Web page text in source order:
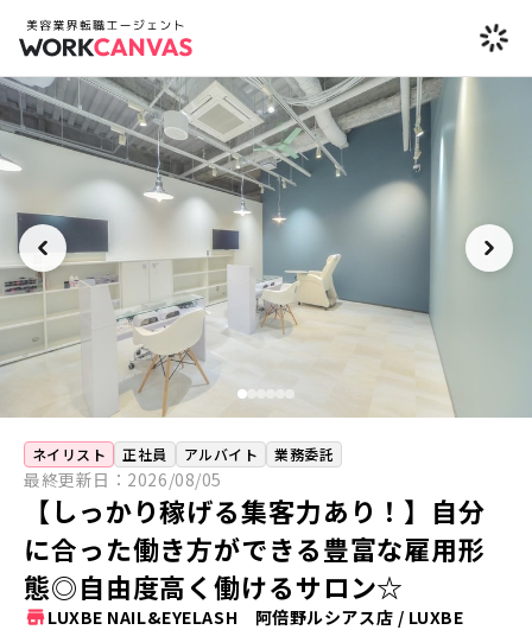
ネイリスト 正社員 アルバイト 業務委託
最終更新日： 2026/08/05
【しっかり稼げる集客力あり！】自分
に合った働き方ができる豊富な雇用形
態◎自由度高く働けるサロン☆
LUXBE NAIL&EYELASH 阿倍野ルシアス店 / LUXBE